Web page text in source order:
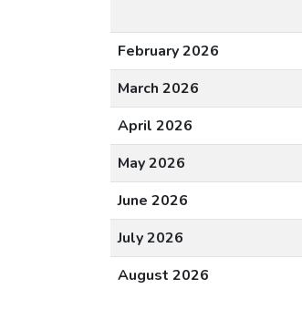
February 2026
March 2026
April 2026
May 2026
June 2026
July 2026
August 2026